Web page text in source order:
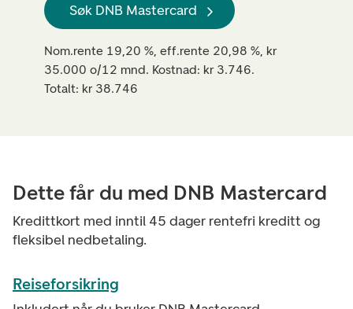
Søk DNB Mastercard
Nom.rente 19,20 %, eff.rente 20,98 %, kr
35.000 o/12 mnd. Kostnad: kr 3.746.
Totalt: kr 38.746
Dette får du med DNB Mastercard
Kredittkort med inntil 45 dager rentefri kreditt og
fleksibel nedbetaling.
Reiseforsikring